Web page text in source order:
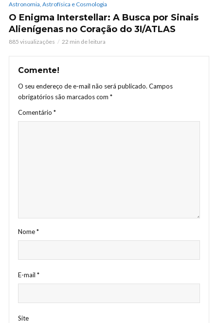
Astronomia, Astrofísica e Cosmologia
O Enigma Interstellar: A Busca por Sinais
Alienígenas no Coração do 3I/ATLAS
885 visualizações 22 min de leitura
Comente!
O seu endereço de e-mail não será publicado. Campos
obrigatórios são marcados com *
Comentário *
Nome*
E-mail *
Site